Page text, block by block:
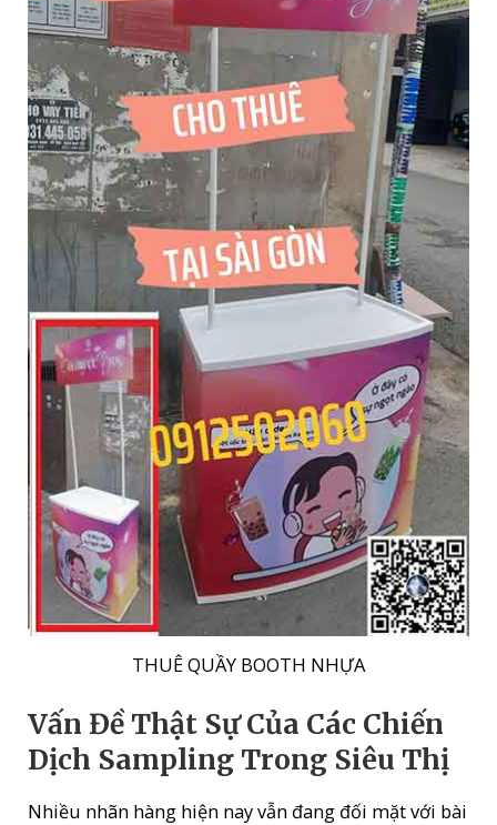
THUÊ QUẦY BOOTH NHỰA
Vấn Đề Thật Sự Của Các Chiến
Dịch Sampling Trong Siêu Thị
Nhiều nhãn hàng hiện nay vẫn đang đối mặt với bài